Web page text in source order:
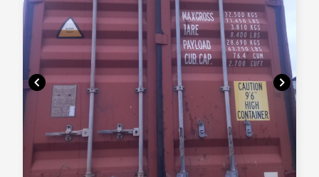
chevron_left chevron_right